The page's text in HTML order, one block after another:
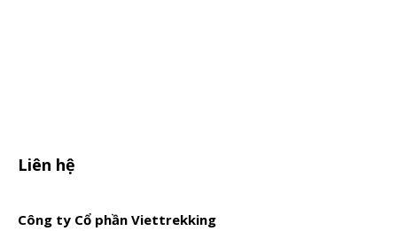
Liên hệ
Công ty Cổ phần Viettrekking